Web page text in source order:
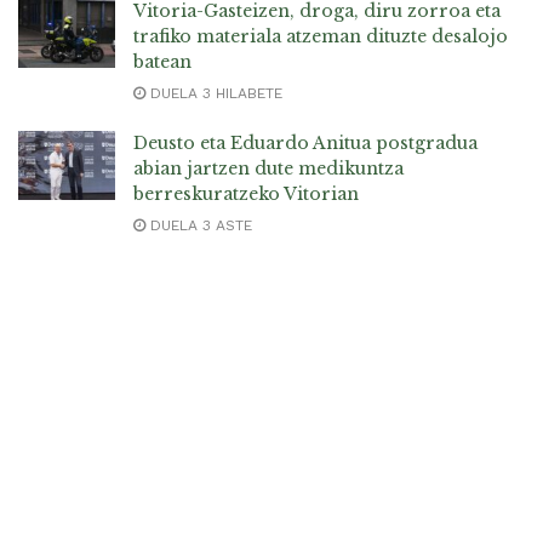
Vitoria-Gasteizen, droga, diru zorroa eta
trafiko materiala atzeman dituzte desalojo
batean
DUELA 3 HILABETE
Deusto eta Eduardo Anitua postgradua
abian jartzen dute medikuntza
berreskuratzeko Vitorian
DUELA 3 ASTE